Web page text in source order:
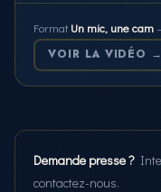
FormatUn mic, une cam
VOIR LA VIDÉO →
Demande presse ?
contactez-nous.